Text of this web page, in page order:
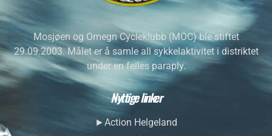
Mosjøen og Omegn Cycleklubb (MOC) ble stiftet
29.09.2003. Målet er å samle all sykkelaktivitet i distriktet
under en felles paraply.
Nyttige linker
►Action Helgeland